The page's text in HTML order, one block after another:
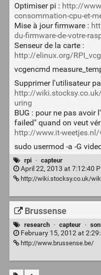
Optimiser pi : http://
consommation-cpu-et-
Mise à jour firmware :
du-firmware-de-votre-
Senseur de la carte :
http://elinux.org/
vcgencmd
Supprimer l'utilisateur
http://
uring
BUG : pour ne pas avoir
failed" quand on veut
http://www.it-
sudo usermod -a -G
rpi · capteur
April 22, 2013 at 7:12:40
http://wiki.stocksy.co.uk/wiki/
Brussense
research · capteur · son
February 15, 2012 at
http://www.brussense.be/